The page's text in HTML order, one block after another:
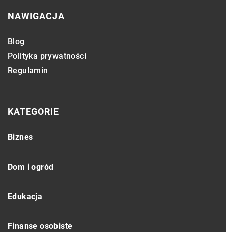
NAWIGACJA
Blog
Polityka prywatności
Regulamin
KATEGORIE
Biznes
Dom i ogród
Edukacja
Finanse osobiste